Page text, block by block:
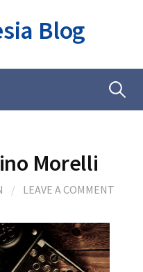
Blog
Ricerca
Morelli
/ LEAVE A COMMENT